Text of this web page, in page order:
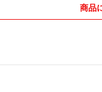
商品